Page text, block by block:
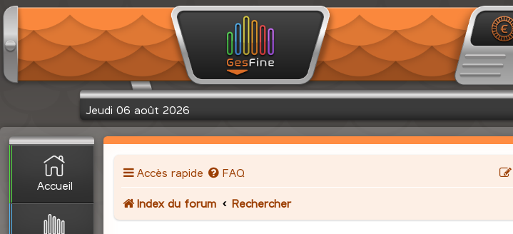
Jeudi 06 août 2026
Accueil
Accès rapide FAQ
Index du forum Rechercher